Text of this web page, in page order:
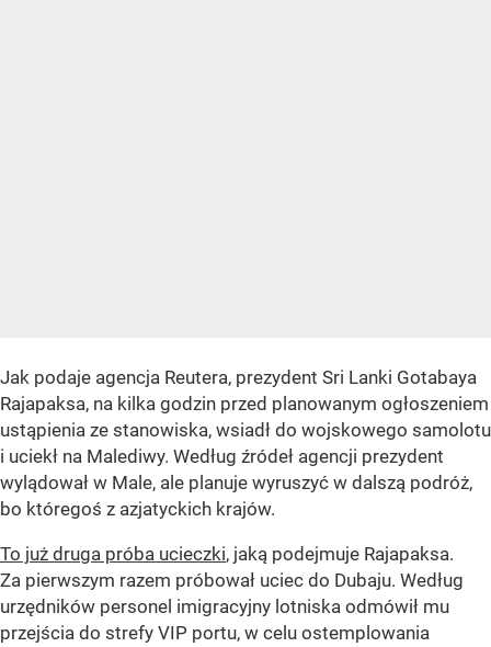
Jak podaje agencja Reutera, prezydent Sri Lanki Gotabaya
Rajapaksa, na kilka godzin przed planowanym ogłoszeniem
ustąpienia ze stanowiska, wsiadł do wojskowego samolotu
i uciekł na Malediwy. Według źródeł agencji prezydent
wylądował w Male, ale planuje wyruszyć w dalszą podróż,
bo któregoś z azjatyckich krajów.
To już druga próba ucieczki, jaką podejmuje Rajapaksa.
Za pierwszym razem próbował uciec do Dubaju. Według
urzędników personel imigracyjny lotniska odmówił mu
przejścia do strefy VIP portu, w celu ostemplowania